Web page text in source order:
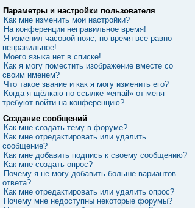
Параметры и настройки пользователя
Как мне изменить мои настройки?
На конференции неправильное время!
Я изменил часовой пояс, но время все равно
неправильное!
Моего языка нет в списке!
Как я могу поместить изображение вместе со
своим именем?
Что такое звание и как я могу изменить его?
Когда я щёлкаю по ссылке «email» от меня
требуют войти на конференцию?
Создание сообщений
Как мне создать тему в форуме?
Как мне отредактировать или удалить
сообщение?
Как мне добавить подпись к своему сообщению?
Как мне создать опрос?
Почему я не могу добавить больше вариантов
ответа?
Как мне отредактировать или удалить опрос?
Почему мне недоступны некоторые форумы?